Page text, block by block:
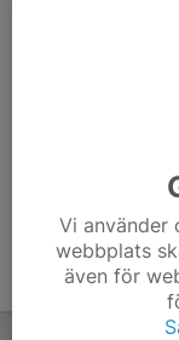
Vi använder
webbplats
även för